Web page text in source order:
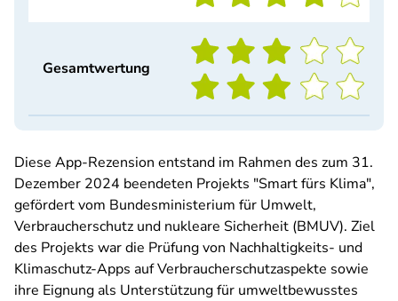
Gesamtwertung
Diese App-Rezension entstand im Rahmen des zum 31.
Dezember 2024 beendeten Projekts "Smart fürs Klima",
gefördert vom Bundesministerium für Umwelt,
Verbraucherschutz und nukleare Sicherheit (BMUV). Ziel
des Projekts war die Prüfung von Nachhaltigkeits- und
Klimaschutz-Apps auf Verbraucherschutzaspekte sowie
ihre Eignung als Unterstützung für umweltbewusstes